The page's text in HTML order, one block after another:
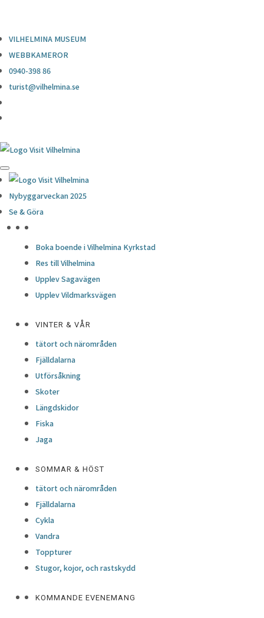
VILHELMINA MUSEUM
WEBBKAMEROR
0940-398 86
turist@vilhelmina.se
Nybyggarveckan 2025
Se & Göra
Boka boende i Vilhelmina Kyrkstad
Res till Vilhelmina
Upplev Sagavägen
Upplev Vildmarksvägen
VINTER & VÅR
tätort och närområden
Fjälldalarna
Utförsåkning
Skoter
Längdskidor
Fiska
Jaga
SOMMAR & HÖST
tätort och närområden
Fjälldalarna
Cykla
Vandra
Toppturer
Stugor, kojor, och rastskydd
KOMMANDE EVENEMANG